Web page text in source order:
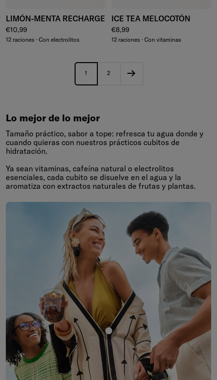
LIMÓN-MENTA RECHARGE
Precio normal
€10,99
12 raciones · Con electrolitos
ICE TEA MELOCOTÓN
Precio normal
€8,99
12 raciones · Con vitaminas
1 2
Lo mejor de lo mejor
Tamaño práctico, sabor a tope: refresca tu agua donde y
cuando quieras con nuestros prácticos cubitos de
hidratación.
Ya sean vitaminas, cafeína natural o electrolitos
esenciales, cada cubito se disuelve en el agua y la
aromatiza con extractos naturales de frutas y plantas.
Mostrar producto COLA